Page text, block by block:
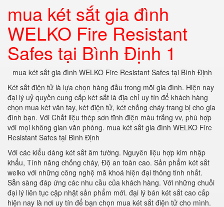
mua két sắt gia đình
WELKO Fire Resistant
Safes tại Bình Định 1
mua két sắt gia đình WELKO Fire Resistant Safes tại Bình Định
Két sắt điện tử là lựa chọn hàng đầu trong mõi gia đình. Hiện nay
đại lý uỷ quyền cung cấp két sắt là địa chỉ uy tín để khách hàng
chọn mua két vân tay, két điện tử, két chống cháy trang bị cho gia
đình bạn. Với Chất liệu thép sơn tĩnh điện màu trắng vv, phù hợp
với mọi không gian văn phòng. mua két sắt gia đình WELKO Fire
Resistant Safes tại Bình Định
Với các kiểu dáng két sắt âm tường. Nguyên liệu hợp kim nhập
khẩu, Tính năng chống cháy, Độ an toàn cao. Sản phẩm két sắt
welko với những công nghệ mã khoá hiện đại thông tinh nhất.
Sẵn sàng đáp ứng các nhu cầu của khách hàng. Với những chuỗi
đại lý liên tục cập nhật sản phẩm mới. đại lý bán két sắt cao cấp
hiện nay là nơi uy tín để bạn chọn mua két sắt điện tử cho mình.